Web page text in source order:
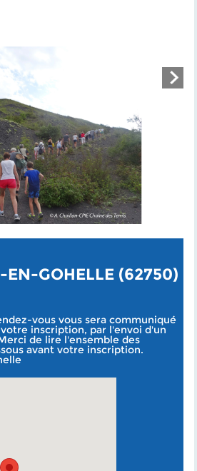
EN-GOHELLE (62750)
vous vous sera communiqué
inscription, par l'envoi d'un
de lire l'ensemble des
avant votre inscription.